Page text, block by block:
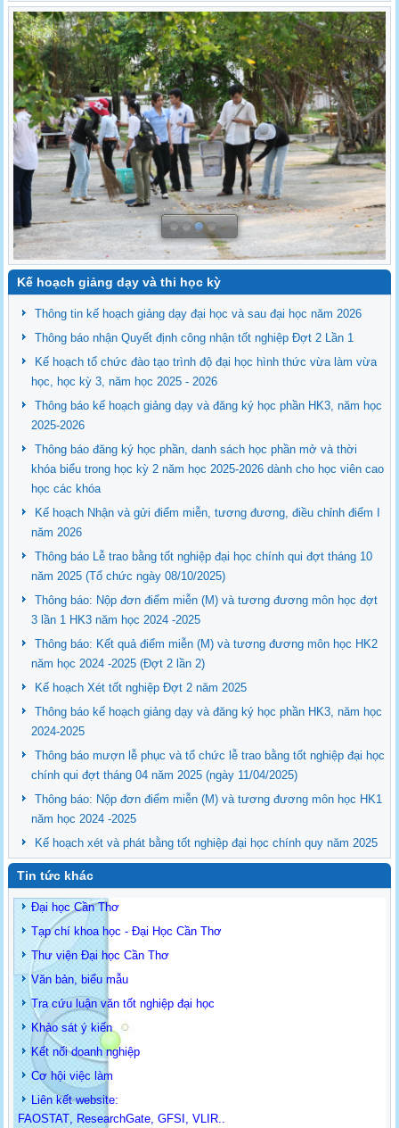
Kế hoạch giảng dạy và thi học kỳ
Thông tin kế hoạch giảng dạy đại học và sau đại học năm 2026
Thông báo nhận Quyết định công nhận tốt nghiệp Đợt 2 Lần 1
Kế hoạch tổ chức đào tạo trình độ đại học hình thức vừa làm vừa
học, học kỳ 3, năm học 2025 - 2026
Thông báo kế hoạch giảng dạy và đăng ký học phần HK3, năm học
2025-2026
Thông báo đăng ký học phần, danh sách học phần mở và thời
khóa biểu trong học kỳ 2 năm học 2025-2026 dành cho học viên cao
học các khóa
Kế hoạch Nhận và gửi điểm miễn, tương đương, điều chỉnh điểm I
năm 2026
Thông báo Lễ trao bằng tốt nghiệp đại học chính qui đợt tháng 10
năm 2025 (Tổ chức ngày 08/10/2025)
Thông báo: Nộp đơn điểm miễn (M) và tương đương môn học đợt
3 lần 1 HK3 năm học 2024 -2025
Thông báo: Kết quả điểm miễn (M) và tương đương môn học HK2
năm học 2024 -2025 (Đợt 2 lần 2)
Kế hoạch Xét tốt nghiệp Đợt 2 năm 2025
Thông báo kế hoạch giảng dạy và đăng ký học phần HK3, năm học
2024-2025
Thông báo mượn lễ phục và tổ chức lễ trao bằng tốt nghiệp đại học
chính qui đợt tháng 04 năm 2025 (ngày 11/04/2025)
Thông báo: Nộp đơn điểm miễn (M) và tương đương môn học HK1
năm học 2024 -2025
Kế hoạch xét và phát bằng tốt nghiệp đại học chính quy năm 2025
Tin tức khác
Đại học Cần Thơ
Tạp chí khoa học - Đại Học Cần Thơ
Thư viện Đại học Cần Thơ
Văn bản, biểu mẫu
Tra cứu luận văn tốt nghiệp đại học
Khảo sát ý kiến
Kết nối doanh nghiệp
Cơ hội việc làm
Liên kết website:
FAOSTAT
ResearchGate ,GFSI ,VLIR